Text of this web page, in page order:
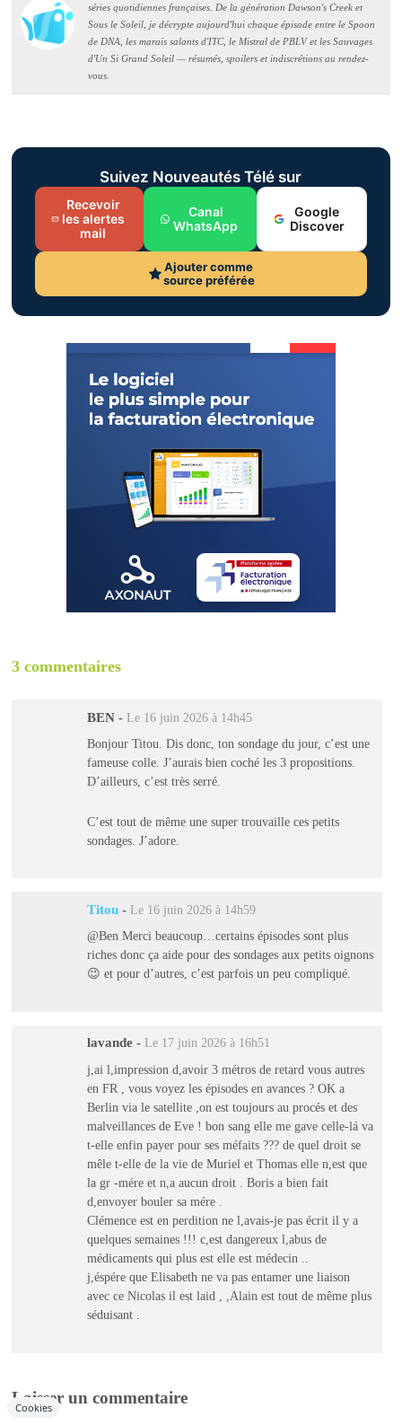
séries quotidiennes françaises. De la génération Dawson's Creek et
Sous le Soleil, je décrypte aujourd'hui chaque épisode entre le Spoon
de DNA, les marais salants d'ITC, le Mistral de PBLV et les Sauvages
d'Un Si Grand Soleil — résumés, spoilers et indiscrétions au rendez-
vous.
Suivez Nouveautés Télé sur
Recevoir
les alertes
mail
Canal
WhatsApp
Google
Discover
Ajouter comme
source préférée
3 commentaires
BEN - Le 16 juin 2026 à 14h45
Bonjour Titou. Dis donc, ton sondage du jour, c’est une
fameuse colle. J’aurais bien coché les 3 propositions.
D’ailleurs, c’est très serré.
C’est tout de même une super trouvaille ces petits
sondages. J’adore.
Titou - Le 16 juin 2026 à 14h59
@Ben Merci beaucoup…certains épisodes sont plus
riches donc ça aide pour des sondages aux petits oignons
😉 et pour d’autres, c’est parfois un peu compliqué.
lavande - Le 17 juin 2026 à 16h51
j,ai l,impression d,avoir 3 métros de retard vous autres
en FR , vous voyez les épisodes en avances ? OK a
Berlin via le satellite ,on est toujours au procés et des
malveillances de Eve ! bon sang elle me gave celle-lá va
t-elle enfin payer pour ses méfaits ??? de quel droit se
mêle t-elle de la vie de Muriel et Thomas elle n,est que
la gr -mére et n,a aucun droit . Boris a bien fait
d,envoyer bouler sa mére .
Clémence est en perdition ne l,avais-je pas écrit il y a
quelques semaines !!! c,est dangereux l,abus de
médicaments qui plus est elle est médecin ..
j,éspére que Elisabeth ne va pas entamer une liaison
avec ce Nicolas il est laid , ,Alain est tout de même plus
séduisant .
Laisser un commentaire
Cookies